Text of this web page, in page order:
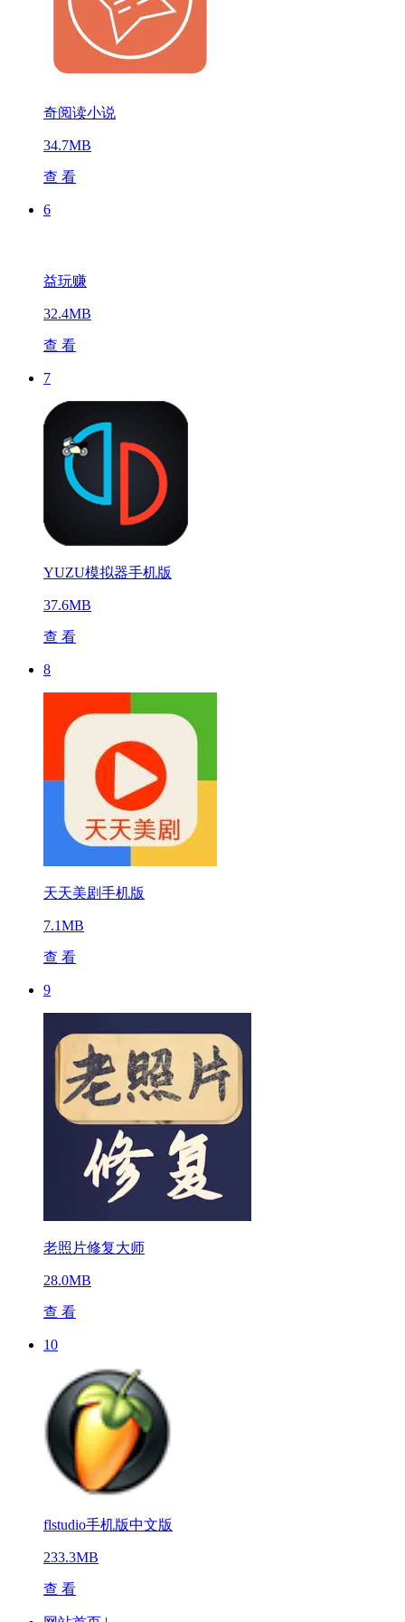
奇阅读小说
34.7MB
查 看
6
益玩赚
32.4MB
查 看
7
YUZU模拟器手机版
37.6MB
查 看
8
天天美剧手机版
7.1MB
查 看
9
老照片修复大师
28.0MB
查 看
10
flstudio手机版中文版
233.3MB
查 看